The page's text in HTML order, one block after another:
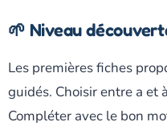
🌱 Niveau
Les premières fiches
guidés. Choisir entre a et
Compléter avec le bon